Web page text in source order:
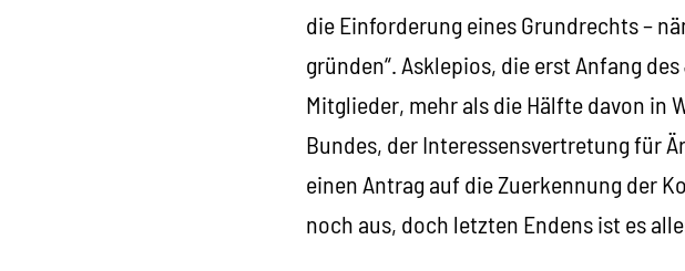
die Einforderung eines Grundrechts –
gründen“. Asklepios, die erst Anfang
Mitglieder, mehr als die Hälfte davon in
Bundes, der Interessensvertretung für
einen Antrag auf die Zuerkennung der
noch aus, doch letzten Endens ist es